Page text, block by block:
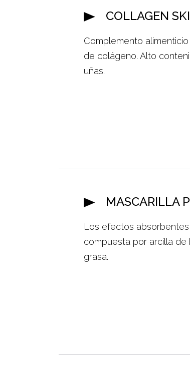
COLLAGEN
Complemento
de colágeno. Alto
uñas.
MASCARILLA
Los efectos
compuesta por arcilla
grasa.